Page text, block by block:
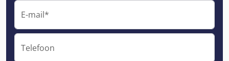
E-mail*
Telefoon